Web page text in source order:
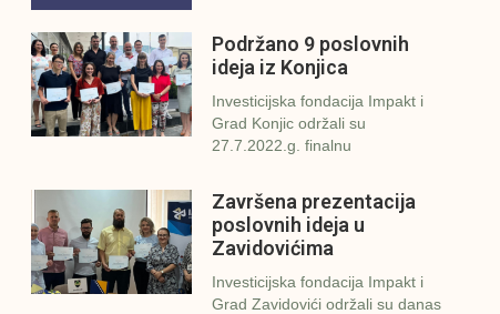
Podržano 9 poslovnih
ideja iz Konjica
Investicijska fondacija Impakt i
Grad Konjic održali su
27.7.2022.g. finalnu
Završena prezentacija
poslovnih ideja u
Zavidovićima
Investicijska fondacija Impakt i
Grad Zavidovići održali su danas